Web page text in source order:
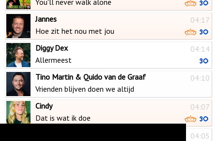
04:17
Jannes
Hoe zit het nou met jou
04:14
Diggy Dex
Allermeest
04:10
Tino Martin & Quido van de Graaf
Vrienden blijven doen we altijd
04:07
Cindy
Dat is wat ik doe
04:05